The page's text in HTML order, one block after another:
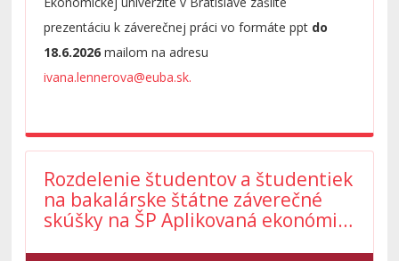
prezentáciu k záverečnej práci vo formáte ppt do
18.6.2026 mailom na adresu
ivana.lennerova@euba.sk.
Rozdelenie študentov a študentiek
na bakalárske štátne záverečné
skúšky na ŠP Aplikovaná ekonómia